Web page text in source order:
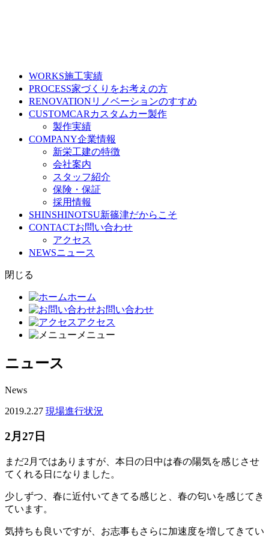
WORKS施工実績
PROCESS家づくりをお考えの方
RENOVATION リノベーションのすすめ
CUSTOMCAR カスタムカー製作
製作実績
COMPANY企業情報
新栄工建の特徴
会社案内
スタッフ紹介
保険・保証
採用情報
SHINSHINOTSU新篠津だからこそ
CONTACTお問い合わせ
アクセス
NEWSニュース
閉じる
ホーム
お問い合わせ
アクセス
メニュー
ニュース
News
2019.2.27 現場進行状況
2月27日
まだ2月ではありますが、本日の日中は春の陽気を感じさせ
てくれる日になりました。
少しずつ、春に近付いてきてる感じと、春の匂いを感じてき
ています。
気持ちも良いですが、お志事もさらに加速度を増してきてい